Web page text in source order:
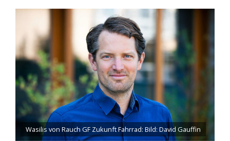
Wasilis von Rauch GF Zukunft Fahrrad: Bild: David Gauffin